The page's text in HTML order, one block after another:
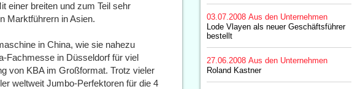
einer breiten und zum Teil sehr
Marktführern in Asien.
in China, wie sie nahezu
Fachmesse in Düsseldorf für viel
von KBA im Großformat. Trotz vieler
weltweit Jumbo-Perfektoren für die 4
03.07.2008 Aus den Unternehmen
Lode Vlayen als neuer Geschäftsführer
bestellt
27.06.2008 Aus den Unternehmen
Roland Kastner 